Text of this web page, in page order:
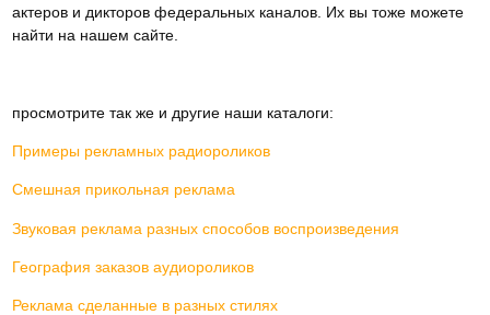
актеров и дикторов федеральных каналов. Их вы тоже можете
найти на нашем сайте.
просмотрите так же и другие наши каталоги:
Примеры рекламных радиороликов
Смешная прикольная реклама
Звуковая реклама разных способов воспроизведения
География заказов аудиороликов
Реклама сделанные в разных стилях